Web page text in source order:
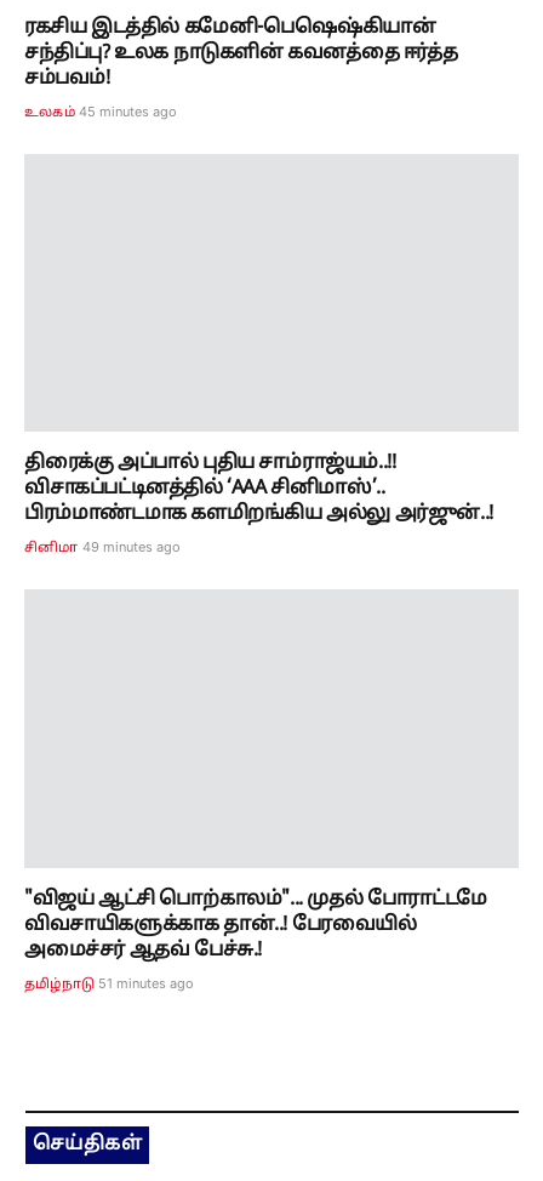
ரகசிய இடத்தில் கமேனி-பெஷெஷ்கியான்
சந்திப்பு? உலக நாடுகளின் கவனத்தை ஈர்த்த
சம்பவம்!
உலகம் 45 minutes ago
திரைக்கு அப்பால் புதிய சாம்ராஜ்யம்..!!
விசாகப்பட்டினத்தில் ‘AAA சினிமாஸ்’..
பிரம்மாண்டமாக களமிறங்கிய அல்லு அர்ஜுன்..!
சினிமா 49 minutes ago
"விஜய் ஆட்சி பொற்காலம்"... முதல் போராட்டமே
விவசாயிகளுக்காக தான்..! பேரவையில்
அமைச்சர் ஆதவ் பேச்சு.!
தமிழ்நாடு 51 minutes ago
செய்திகள்